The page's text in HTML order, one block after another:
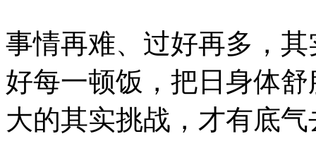
事情再难、过好再多，
好每一顿饭，把日身体
大的其实挑战，才有底